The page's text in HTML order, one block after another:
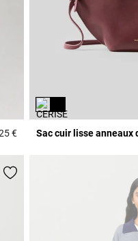
€4,5 out of 5 Customer Rating
Sac cuir lisse anneaux